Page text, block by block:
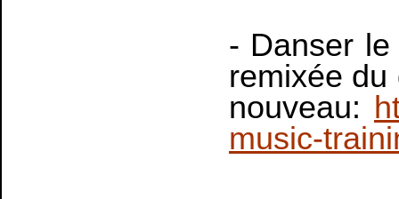
- Danser
remixée
nouveau:
music-